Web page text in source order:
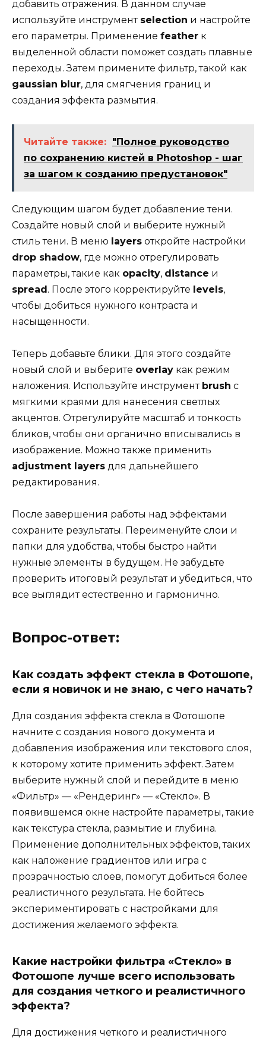
добавить отражения. В данном случае
используйте инструмент selection и настройте
его параметры. Применение feather к
выделенной области поможет создать плавные
переходы. Затем примените фильтр, такой как
gaussian blur, для смягчения границ и
создания эффекта размытия.
Читайте также: "Полное руководство
по сохранению кистей в Photoshop - шаг
за шагом к созданию предустановок"
Следующим шагом будет добавление тени.
Создайте новый слой и выберите нужный
стиль тени. В меню layers откройте настройки
drop shadow, где можно отрегулировать
параметры, такие как opacity, distance и
spread. После этого корректируйте levels,
чтобы добиться нужного контраста и
насыщенности.
Теперь добавьте блики. Для этого создайте
новый слой и выберите overlay как режим
наложения. Используйте инструмент brush с
мягкими краями для нанесения светлых
акцентов. Отрегулируйте масштаб и тонкость
бликов, чтобы они органично вписывались в
изображение. Можно также применить
adjustment layers для дальнейшего
редактирования.
После завершения работы над эффектами
сохраните результаты. Переименуйте слои и
папки для удобства, чтобы быстро найти
нужные элементы в будущем. Не забудьте
проверить итоговый результат и убедиться, что
все выглядит естественно и гармонично.
Вопрос-ответ:
Как создать эффект стекла в Фотошопе,
если я новичок и не знаю, с чего начать?
Для создания эффекта стекла в Фотошопе
начните с создания нового документа и
добавления изображения или текстового слоя,
к которому хотите применить эффект. Затем
выберите нужный слой и перейдите в меню
«Фильтр» — «Рендеринг» — «Стекло». В
появившемся окне настройте параметры, такие
как текстура стекла, размытие и глубина.
Применение дополнительных эффектов, таких
как наложение градиентов или игра с
прозрачностью слоев, помогут добиться более
реалистичного результата. Не бойтесь
экспериментировать с настройками для
достижения желаемого эффекта.
Какие настройки фильтра «Стекло» в
Фотошопе лучше всего использовать
для создания четкого и реалистичного
эффекта?
Для достижения четкого и реалистичного